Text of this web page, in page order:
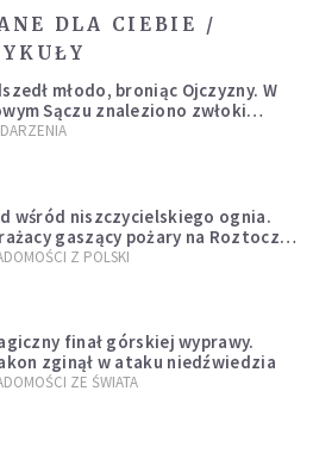
DLA CIEBIE /
młodo, broniąc Ojczyzny. W
Sączu znaleziono zwłoki
z czasów potopu
wśród niszczycielskiego ognia.
gaszący pożary na Roztoczu
niezwykłe zdjęcie
Z POLSKI
finał górskiej wyprawy.
zginął w ataku niedźwiedzia
ZE ŚWIATA